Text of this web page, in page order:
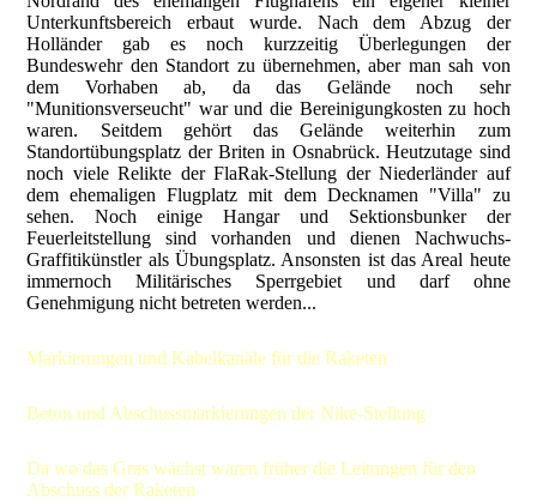
Unterkunftsbereich erbaut wurde. Nach dem Abzug der
Holländer gab es noch kurzzeitig Überlegungen der
Bundeswehr den Standort zu übernehmen, aber man sah von
dem Vorhaben ab, da das Gelände noch sehr
"Munitionsverseucht" war und die Bereinigungkosten zu hoch
waren. Seitdem gehört das Gelände weiterhin zum
Standortübungsplatz der Briten in Osnabrück. Heutzutage sind
noch viele Relikte der FlaRak-Stellung der Niederländer auf
dem ehemaligen Flugplatz mit dem Decknamen "Villa" zu
sehen. Noch einige Hangar und Sektionsbunker der
Feuerleitstellung sind vorhanden und dienen Nachwuchs-
Graffitikünstler als Übungsplatz. Ansonsten ist das Areal heute
immernoch Militärisches Sperrgebiet und darf ohne
Genehmigung nicht betreten werden...
Markierungen und Kabelkanäle für die Raketen
Beton und Abschussmarkierungen der Nike-Stellung
Da wo das Gras wächst waren früher die Leitungen für den
Abschuss der Raketen